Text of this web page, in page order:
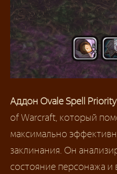
Аддон Ovale Spell
of Warcraft, который
максимально
заклинания. Он
состояние персонажа